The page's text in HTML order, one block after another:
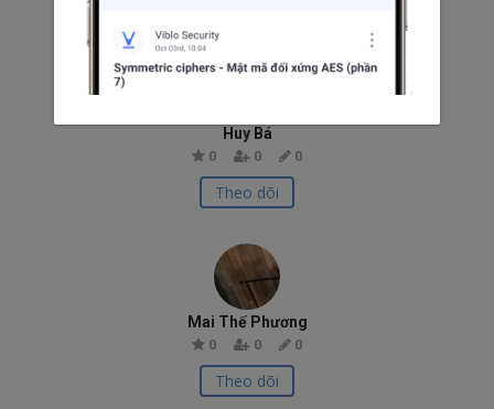
Huy Bá
0 0 0
Theo dõi
Mai Thế Phương
0 0 0
Theo dõi